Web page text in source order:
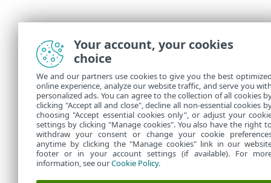
Your account, your cookies
choice
We and our partners use cookies to give you the best
online experience, analyze our website traffic, and serve you
personalized ads. You can agree to the collection of all cookies
clicking "Accept all and close", decline all non-essential cookies
choosing "Accept essential cookies only", or adjust your
settings by clicking "Manage cookies". You also have the right
withdraw your consent or change your cookie
anytime by clicking the "Manage cookies" link in our
footer or in your account settings (if available). For
information, see ourCookie Policy.